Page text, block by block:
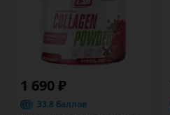
1 690 ₽
33.8 баллов